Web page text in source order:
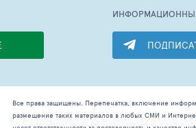
Все права защищены. Перепечатка, включение
размещение таких материалов в любых СМИ и